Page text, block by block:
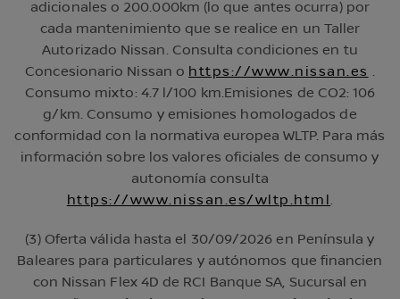
adicionales o 200.000km (lo que antes ocurra) por
cada mantenimiento que se realice en un Taller
Autorizado Nissan. Consulta condiciones en tu
Concesionario Nissan o https://www.nissan.es .
Consumo mixto: 4.7 l/100 km.Emisiones de CO2: 106
g/km. Consumo y emisiones homologados de
conformidad con la normativa europea WLTP. Para más
información sobre los valores oficiales de consumo y
autonomía consulta
https://www.nissan.es/wltp.html.
(3) Oferta válida hasta el 30/09/2026 en Península y
Baleares para particulares y autónomos que financien
con Nissan Flex 4D de RCI Banque SA, Sucursal en